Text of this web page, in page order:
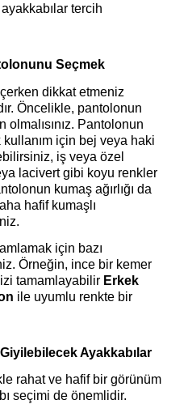
tercih
Seçmek
dikkat etmeniz
Öncelikle, pantolonun
Pantolonun
için bej veya haki
iş veya özel
lacivert gibi koyu renkler
kumaş ağırlığı da
hafif kumaşlı
için bazı
Örneğin, ince bir kemer
tamamlayabilir Erkek
ile uyumlu renkte bir
Ayakkabılar
rahat ve hafif bir görünüm
seçimi de önemlidir.